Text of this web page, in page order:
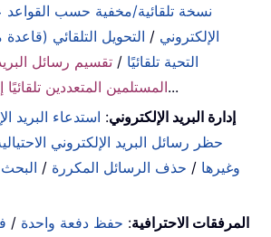
نسخة تلقائية/مخفية حسب القواعد
الإلكتروني / التحويل التلقائي
التحية تلقائيًا / تقسيم رسائل
المستلمين المتعددين...
إدارة البريد الإلكتروني: استدعاء البريد
حظر رسائل البريد الإلكتروني
وغيرها / حذف الرسائل المكررة /
المرفقات الاحترافية: حفظ دفعة واحدة /